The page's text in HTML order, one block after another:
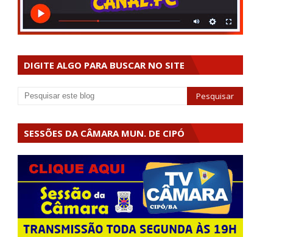
DIGITE ALGO PARA BUSCAR NO SITE
SESSÕES DA CÂMARA MUN. DE CIPÓ